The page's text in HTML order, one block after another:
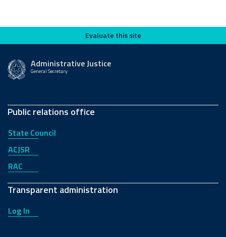
Evaluate this siteEvaluate this site
Administrative Justice
General Secretary
Public relations office
State Council
ACJSR
RAC
Transparent administration
Log In